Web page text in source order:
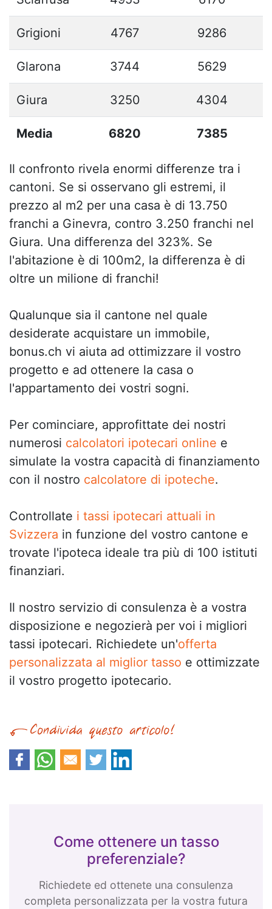
Grigioni 4767 9286
Glarona 3744 5629
Giura 3250 4304
Media 6820 7385
Il confronto rivela enormi differenze tra i
cantoni. Se si osservano gli estremi, il
prezzo al m2 per una casa è di 13.750
franchi a Ginevra, contro 3.250 franchi nel
Giura. Una differenza del 323%. Se
l'abitazione è di 100m2, la differenza è di
oltre un milione di franchi!
Qualunque sia il cantone nel quale
desiderate acquistare un immobile,
bonus.ch vi aiuta ad ottimizzare il vostro
progetto e ad ottenere la casa o
l'appartamento dei vostri sogni.
Per cominciare, approfittate dei nostri
numerosi calcolatori ipotecari online e
simulate la vostra capacità di finanziamento
con il nostro calcolatore di ipoteche.
Controllate i tassi ipotecari attuali in
Svizzera in funzione del vostro cantone e
trovate l'ipoteca ideale tra più di 100 istituti
finanziari.
Il nostro servizio di consulenza è a vostra
disposizione e negozierà per voi i migliori
tassi ipotecari. Richiedete un'offerta
personalizzata al miglior tasso e ottimizzate
il vostro progetto ipotecario.
Come ottenere un tasso
preferenziale?
Richiedete ed ottenete una consulenza
completa personalizzata per la vostra futura